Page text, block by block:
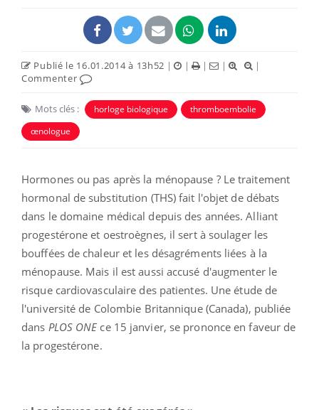
Publié le 16.01.2014 à 13h52 | | | |
|
Commenter
Mots clés : horloge biologique
thromboembolie
œnologue
Hormones ou pas après la ménopause ? Le traitement
hormonal de substitution (THS) fait l'objet de débats
dans le domaine médical depuis des années. Alliant
progestérone et oestroègnes, il sert à soulager les
bouffées de chaleur et les désagréments liées à la
ménopause. Mais il est aussi accusé d'augmenter le
risque cardiovasculaire des patientes. Une étude de
l'université de Colombie Britannique (Canada), publiée
dans PLOS ONEce 15 janvier, se prononce en faveur de
la progestérone.